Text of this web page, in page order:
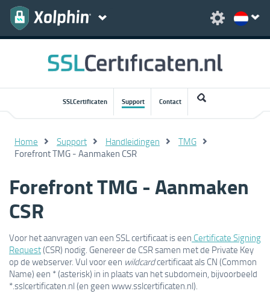
SSLCertificaten Support Contact
Home Support Handleidingen TMG
Forefront TMG - Aanmaken CSR
Forefront TMG - Aanmaken
CSR
Voor het aanvragen van een SSL certificaat is een Certificate Signing
Request(CSR) nodig. Genereer de CSR samen met de Private Key
op de webserver. Vul voor een wildcardcertificaat als CN (Common
Name) een * (asterisk) in in plaats van het subdomein, bijvoorbeeld
*.sslcertificaten.nl (en geen www.sslcertificaten.nl).